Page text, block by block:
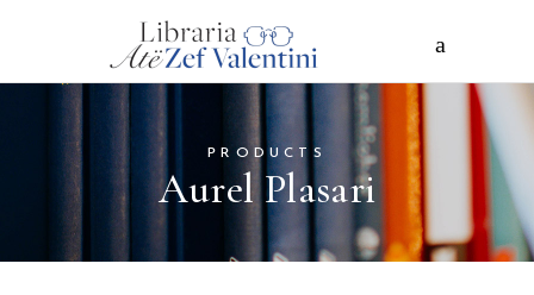
PRODUCTS
Aurel Plasari